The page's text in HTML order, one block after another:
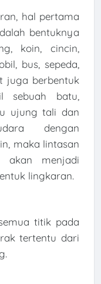
hal pertama
bentuknya
koin, cincin,
bus, sepeda,
juga berbentuk
sebuah batu,
ujung tali dan
dengan
maka lintasan
akan menjadi
lingkaran.
titik pada
tertentu dari